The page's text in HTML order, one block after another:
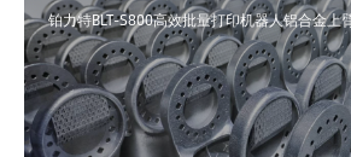
铂力特BLT-S800高效批量打印机器人铝合金上